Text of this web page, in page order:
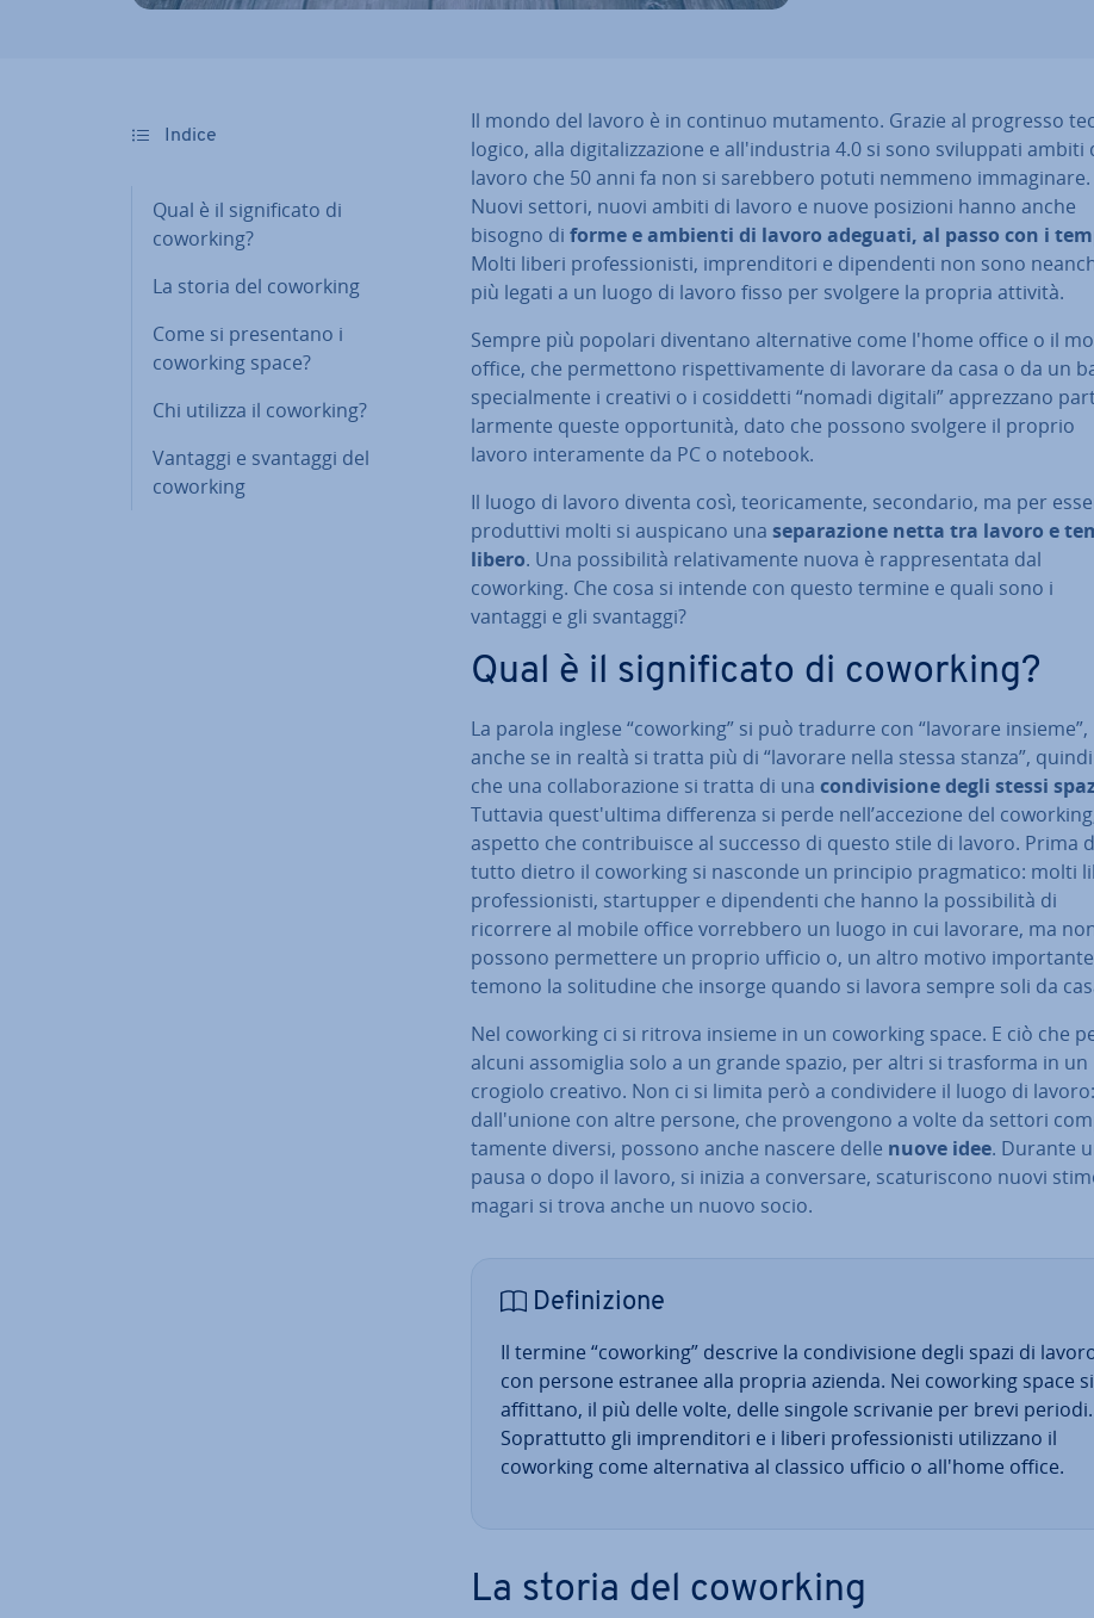
Indice
Qual è il si­gni­fi­ca­to di
coworking?
La storia del coworking
Come si pre­sen­ta­no i
coworking space?
Chi utilizza il coworking?
Vantaggi e svantaggi del
coworking
Il mondo del lavoro è in continuo mutamento. Grazie al progresso
lo­gi­co, alla di­gi­ta­liz­za­zio­ne e al­l'in­du­stria 4.0 si sono svi­lup­pa­ti ambiti
lavoro che 50 anni fa non si sarebbero potuti nemmeno im­ma­gi­na­re.
Nuovi settori, nuovi ambiti di lavoro e nuove posizioni hanno anche
bisogno di forme e ambienti di lavoro adeguati, al passo con i
Molti liberi pro­fes­sio­ni­sti, im­pren­di­to­ri e di­pen­den­ti non sono
più legati a un luogo di lavoro fisso per svolgere la propria attività.
Sempre più popolari diventano al­ter­na­ti­ve come l'home office o il
office, che per­met­to­no ri­spet­ti­va­men­te di lavorare da casa o da un
spe­cial­men­te i creativi o i co­sid­det­ti “nomadi digitali” ap­prez­za­no
lar­men­te queste op­por­tu­ni­tà, dato che possono svolgere il proprio
lavoro in­te­ra­men­te da PC o notebook.
Il luogo di lavoro diventa così, teo­ri­ca­men­te, se­con­da­rio, ma per
pro­dut­ti­vi molti si auspicano una se­pa­ra­zio­ne netta tra lavoro e
libero. Una pos­si­bi­li­tà re­la­ti­va­men­te nuova è rap­pre­sen­ta­ta dal
coworking. Che cosa si intende con questo termine e quali sono i
vantaggi e gli svantaggi?
Qual è il si­gni­fi­ca­to di coworking?
La parola inglese “coworking” si può tradurre con “lavorare insieme”,
anche se in realtà si tratta più di “lavorare nella stessa stanza”,
che una col­la­bo­ra­zio­ne si tratta di una con­di­vi­sio­ne degli stessi
Tuttavia que­st'ul­ti­ma dif­fe­ren­za si perde nell’accezione del
aspetto che con­tri­bui­sce al successo di questo stile di lavoro. Prima
tutto dietro il coworking si nasconde un principio prag­ma­ti­co: molti
pro­fes­sio­ni­sti, star­tup­per e di­pen­den­ti che hanno la pos­si­bi­li­tà di
ricorrere al mobile office vor­reb­be­ro un luogo in cui lavorare, ma
possono per­met­te­re un proprio ufficio o, un altro motivo
temono la so­li­tu­di­ne che insorge quando si lavora sempre soli da
Nel coworking ci si ritrova insieme in un coworking space. E ciò che
alcuni as­so­mi­glia solo a un grande spazio, per altri si trasforma in un
crogiolo creativo. Non ci si limita però a con­di­vi­de­re il luogo di lavoro:
dal­l'u­nio­ne con altre persone, che pro­ven­go­no a volte da settori
ta­men­te diversi, possono anche nascere delle nuove idee. Durante
pausa o dopo il lavoro, si inizia a con­ver­sa­re, sca­tu­ri­sco­no nuovi
magari si trova anche un nuovo socio.
De­fi­ni­zio­ne
Il termine “coworking” descrive la con­di­vi­sio­ne degli spazi di
con persone estranee alla propria azienda. Nei coworking space si
affittano, il più delle volte, delle singole scrivanie per brevi periodi.
So­prat­tut­to gli im­pren­di­to­ri e i liberi pro­fes­sio­ni­sti uti­liz­za­no il
coworking come al­ter­na­ti­va al classico ufficio o all'home office.
La storia del coworking